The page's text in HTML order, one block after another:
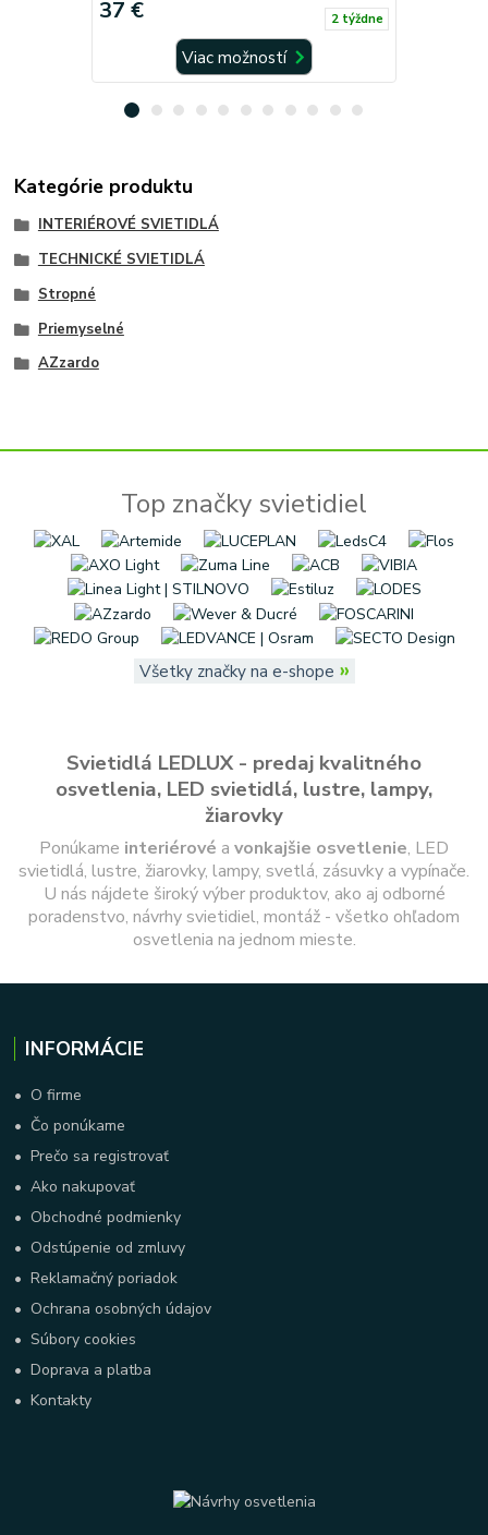
37 € 2 týždne
Viac možností
Kategórie produktu
INTERIÉROVÉ SVIETIDLÁ
TECHNICKÉ SVIETIDLÁ
Stropné
Priemyselné
AZzardo
Top značky svietidiel
Všetky značky na e-shope »
Svietidlá LEDLUX - predaj kvalitného
osvetlenia, LED svietidlá, lustre, lampy,
žiarovky
Ponúkame interiérové a vonkajšie osvetlenie, LED
svietidlá, lustre, žiarovky, lampy, svetlá, zásuvky a vypínače.
U nás nájdete široký výber produktov, ako aj odborné
poradenstvo, návrhy svietidiel, montáž - všetko ohľadom
osvetlenia na jednom mieste.
INFORMÁCIE
• O firme
• Čo ponúkame
•Prečo sa registrovať
•Ako nakupovať
• Obchodné podmienky
• Odstúpenie od zmluvy
•Reklamačný poriadok
• Ochrana osobných údajov
•Súbory cookies
•Doprava a platba
•Kontakty